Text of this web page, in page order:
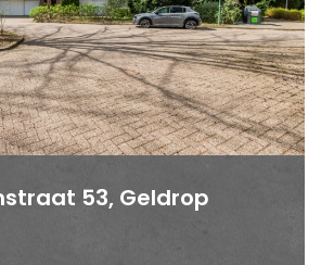
53, Geldrop